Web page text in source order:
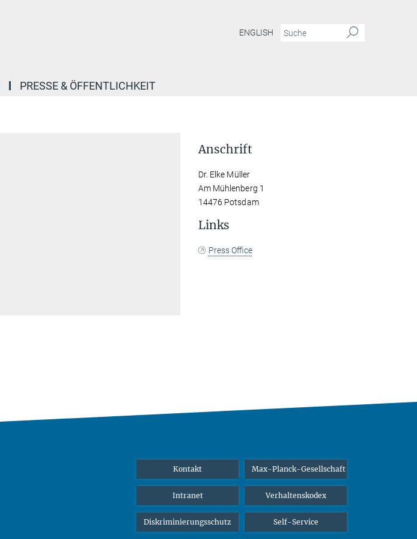
ENGLISH
PRESSE & ÖFFENTLICHKEIT
Anschrift
Dr. Elke Müller
Am Mühlenberg 1
14476 Potsdam
Links
Press Office
Kontakt Max-Planck-Gesellschaft
Intranet Verhaltenskodex
Diskriminierungsschutz Self-Service